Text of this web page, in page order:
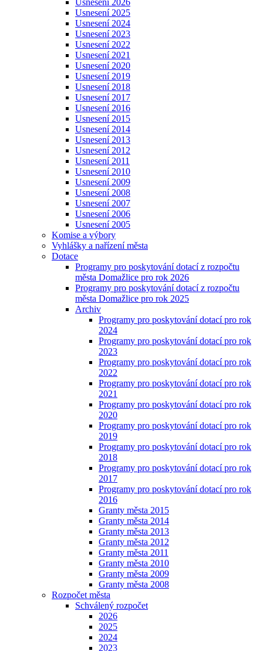
Usnesení 2026
Usnesení 2025
Usnesení 2024
Usnesení 2023
Usnesení 2022
Usnesení 2021
Usnesení 2020
Usnesení 2019
Usnesení 2018
Usnesení 2017
Usnesení 2016
Usnesení 2015
Usnesení 2014
Usnesení 2013
Usnesení 2012
Usnesení 2011
Usnesení 2010
Usnesení 2009
Usnesení 2008
Usnesení 2007
Usnesení 2006
Usnesení 2005
Komise a výbory
Vyhlášky a nařízení města
Dotace
Programy pro poskytování dotací z rozpočtu
města Domažlice pro rok 2026
Programy pro poskytování dotací z rozpočtu
města Domažlice pro rok 2025
Archiv
Programy pro poskytování dotací pro rok
2024
Programy pro poskytování dotací pro rok
2023
Programy pro poskytování dotací pro rok
2022
Programy pro poskytování dotací pro rok
2021
Programy pro poskytování dotací pro rok
2020
Programy pro poskytování dotací pro rok
2019
Programy pro poskytování dotací pro rok
2018
Programy pro poskytování dotací pro rok
2017
Programy pro poskytování dotací pro rok
2016
Granty města 2015
Granty města 2014
Granty města 2013
Granty města 2012
Granty města 2011
Granty města 2010
Granty města 2009
Granty města 2008
Rozpočet města
Schválený rozpočet
2026
2025
2024
2023